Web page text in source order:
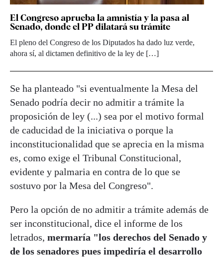
El Congreso aprueba la amnistía y la pasa al
Senado, donde el PP dilatará su trámite
El pleno del Congreso de los Diputados ha dado luz verde,
ahora sí, al dictamen definitivo de la ley de […]
Se ha planteado "si eventualmente la Mesa del
Senado podría decir no admitir a trámite la
proposición de ley (...) sea por el motivo formal
de caducidad de la iniciativa o porque la
inconstitucionalidad que se aprecia en la misma
es, como exige el Tribunal Constitucional,
evidente y palmaria en contra de lo que se
sostuvo por la Mesa del Congreso".
Pero la opción de no admitir a trámite además de
ser inconstitucional, dice el informe de los
letrados, mermaría "los derechos del Senado y
de los senadores pues impediría el desarrollo